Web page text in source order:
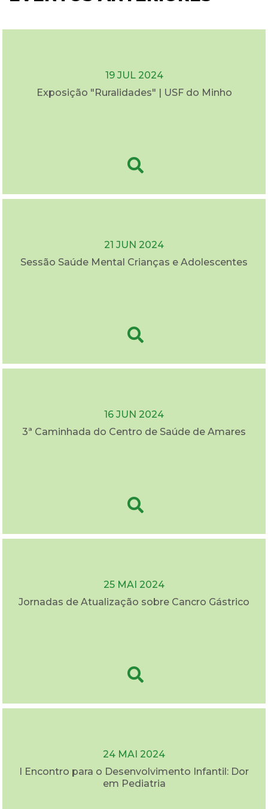
19 JUL 2024
Exposição "Ruralidades" | USF do Minho
21 JUN 2024
Sessão Saúde Mental Crianças e Adolescentes
16 JUN 2024
3ª Caminhada do Centro de Saúde de Amares
25 MAI 2024
Jornadas de Atualização sobre Cancro Gástrico
24 MAI 2024
I Encontro para o Desenvolvimento Infantil: Dor
em Pediatria